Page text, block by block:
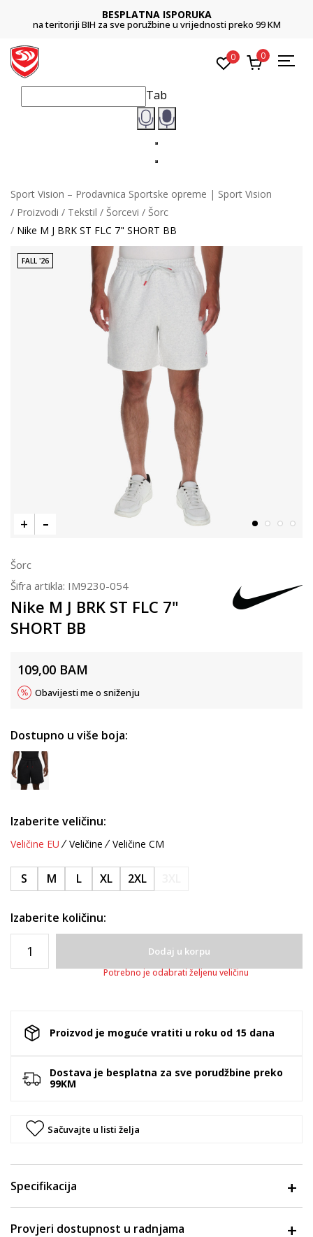
BESPLATNA ISPORUKA
na teritoriji BIH za sve poružbine u vrijednosti preko 99 KM
0 0
Tab
Sport Vision – Prodavnica Sportske opreme | Sport Vision
Proizvodi
Tekstil Šorcevi
Šorc
Nike M J BRK ST FLC 7" SHORT BB
FALL '26
Šorc
Šifra artikla: IM9230-054
Nike M J BRK ST FLC 7"
SHORT BB
109,00 BAM
Obavijesti me o sniženju
Dostupno u više boja:
Izaberite veličinu:
Veličine EU Veličine Veličine CM
S M L XL 2XL
Izaberite količinu:
Dodaj u korpu
Potrebno je odabrati željenu veličinu
Proizvod je moguće vratiti u roku od 15 dana
Dostava je besplatna za sve porudžbine preko
99KM
Sačuvajte u listi želja
Specifikacija
Provjeri dostupnost u radnjama